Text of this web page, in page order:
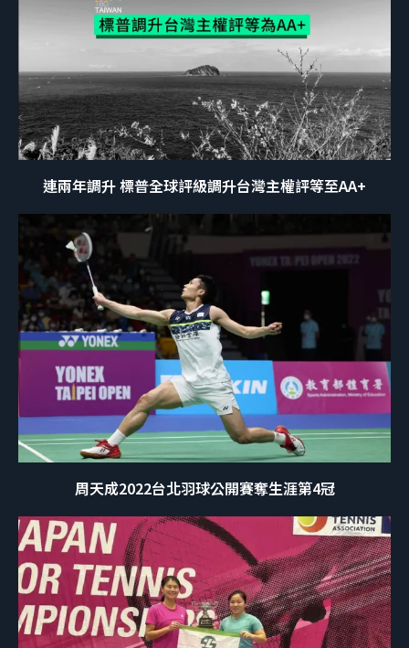
連兩年調升 標普全球評級調升台灣主權評等至AA+
周天成2022台北羽球公開賽奪生涯第4冠